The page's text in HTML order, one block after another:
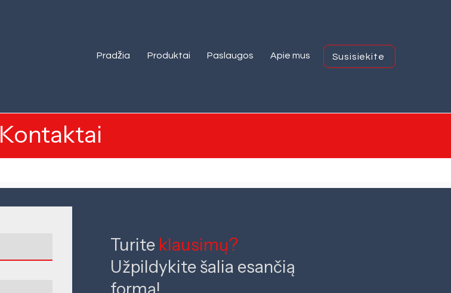
Pradžia Produktai Paslaugos Apie mus Susisiekite
Kontaktai
Turite klausimų?
Užpildykite šalia esančią
formą!